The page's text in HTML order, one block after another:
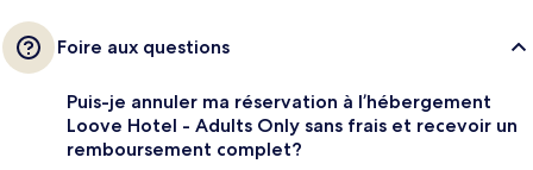
Foire aux questions
Puis-je annuler ma réservation à l’hébergement
Loove Hotel - Adults Only sans frais et recevoir un
remboursement complet?